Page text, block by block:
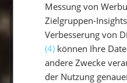
GESCHRIEBEN VON
Claudia
Travel
Messung von
Zielgruppen-
Verbesserung von
(4) können Ihre
andere Zwecke
der Nutzung